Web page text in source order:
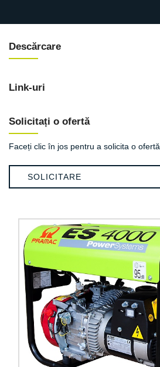
Descărcare
Link-uri
Solicitați o ofertă
Faceți clic în jos pentru a solicita o ofertă
SOLICITARE